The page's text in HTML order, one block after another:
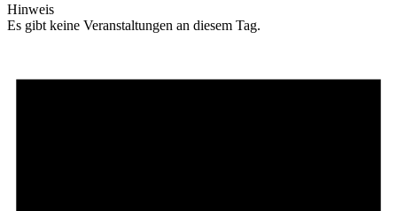
Hinweis
Es gibt keine Veranstaltungen an diesem Tag.